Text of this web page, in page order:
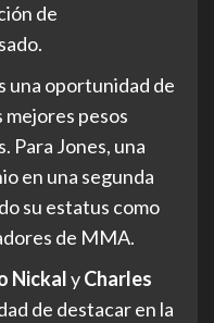
de
una oportunidad de
mejores pesos
Para Jones, una
en una segunda
su estatus como
de MMA.
NickalyCharles
de destacar en la